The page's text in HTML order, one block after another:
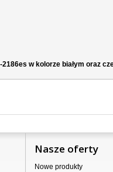
w kolorze białym oraz
Nasze oferty
Nowe produkty